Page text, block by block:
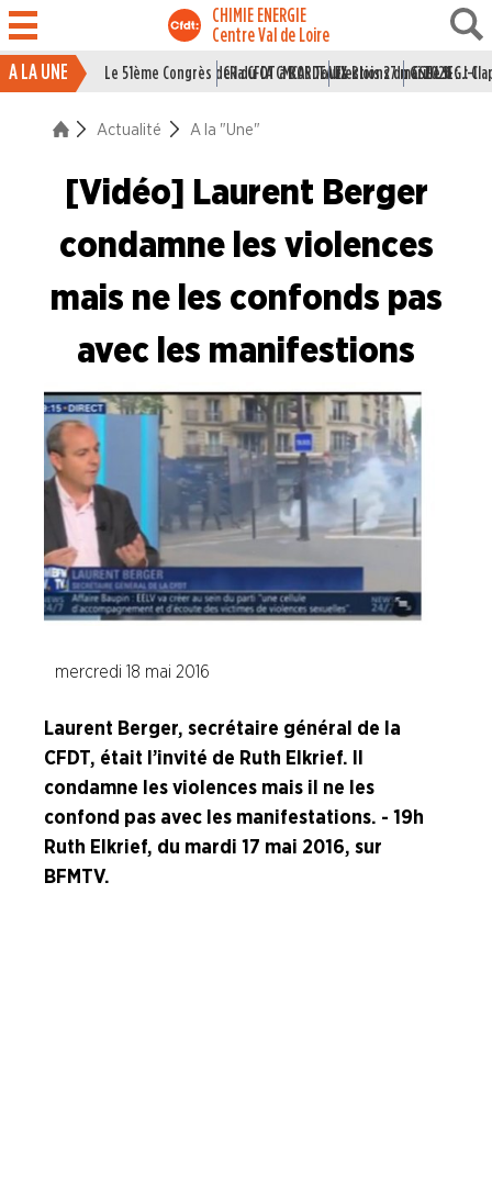
CHIMIE ENERGIE
Centre Val de Loire
ACTUALITÉ
La vie du Syndicat
Des branches professionne
A la "Une"
Syndicalisme HEBDO
Les extraits du Mag Fce
COVID 19
Les extraits du CFDT magazine
ENTREPRISES
NOS
SERVICES
NOUS
BOITE
OUTILS
AGENDA
A LA UNE Le 51ème Congrès de la CFDT à BORDEAUX
CR du CA CMCAS Tours Blois 27 mai 2026
Elections du CSE LSI : J-1
Grille IEG :
Actualité A la "Une"
[Vidéo] Laurent Berger
condamne les violences
mais ne les confonds pas
avec les manifestions
mercredi 18 mai 2016
Laurent Berger, secrétaire général de la
CFDT, était l’invité de Ruth Elkrief. Il
condamne les violences mais il ne les
confond pas avec les manifestations. - 19h
Ruth Elkrief, du mardi 17 mai 2016, sur
BFMTV.